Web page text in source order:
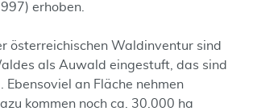
erhoben.
österreichischen Waldinventur sind
als Auwald eingestuft, das sind
an Fläche nehmen
kommen noch ca. 30.000 ha